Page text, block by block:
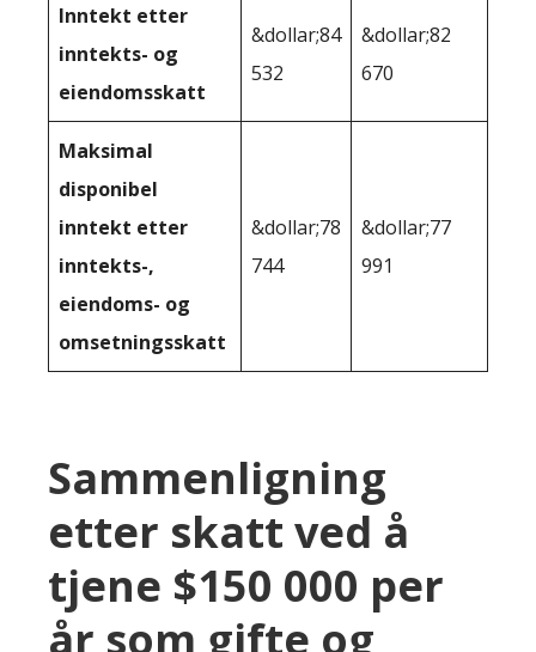
Inntekt etter
inntekts- og
eiendomsskatt
&dollar;84
532
&dollar;82
670
Maksimal
disponibel
inntekt etter
inntekts-,
eiendoms- og
omsetningsskatt
&dollar;78
744
&dollar;77
991
Sammenligning
etter skatt ved å
tjene $150 000 per
år som gifte og